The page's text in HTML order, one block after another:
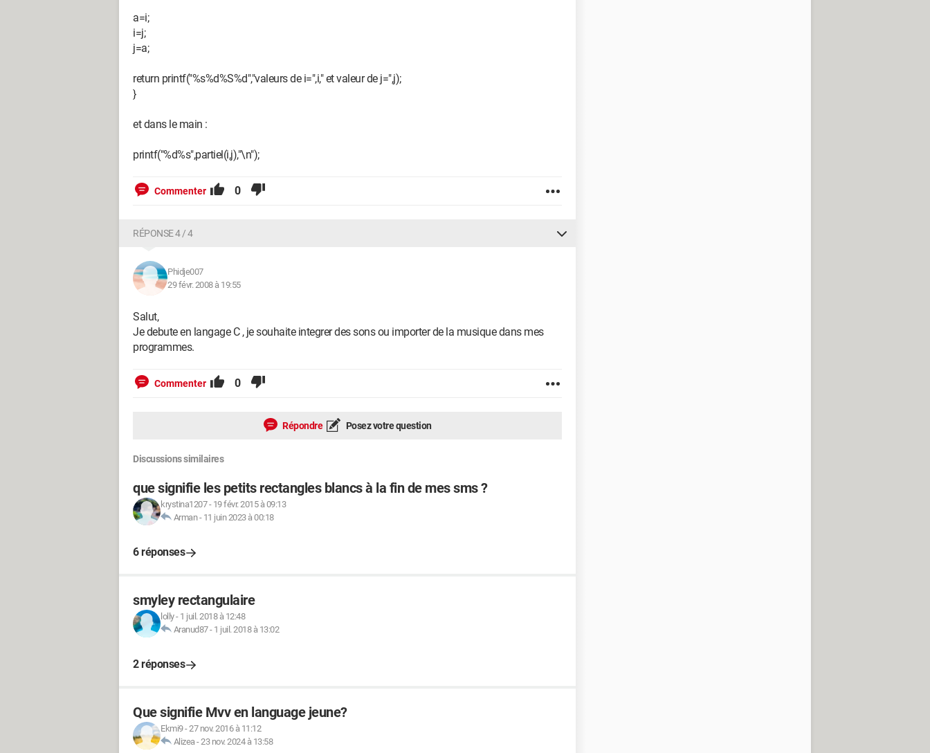
a=i;
i=j;
j=a;
return printf("%s%d%S%d","valeurs de i=",i," et valeur de j=",j);
}
et dans le main :
printf("%d%s",partiel(i,j),"\n");
Commenter 0
RÉPONSE 4 / 4
Phidje007
29 févr. 2008 à 19:55
Salut,
Je debute en langage C , je souhaite integrer des sons ou importer de la musique dans mes
programmes.
Commenter 0
Répondre Posez votre question
Discussions similaires
que signifie les petits rectangles blancs à la fin de mes sms ?
krystina1207- 19 févr. 2015 à 09:13
Arman- 11 juin 2023 à 00:18
6 réponses
smyley rectangulaire
lolly- 1 juil. 2018 à 12:48
Aranud87- 1 juil. 2018 à 13:02
2 réponses
Que signifie Mvv en language jeune?
Ekmi9-27 nov. 2016 à 11:12
Alizea-23 nov. 2024 à 13:58